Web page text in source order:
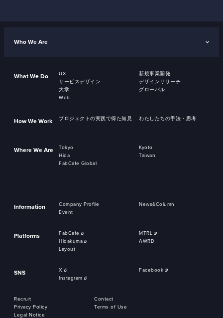
Who We Are
What We Do UX
新規事業開発
サービスデザイン
デザインリサーチ
大学
グローバル
Web
How We Work プロジェクトの実践で得た知見 わたしたちの手法・思考
Where We Are Tokyo
Kyoto
Hida
Taiwan
FabCafe Global
Information Company Profile
News&Column
Event
Platforms FabCafe
MTRL
Hidakuma
AWRD
Layout
SNS X
Facebook
Instagram
Recruit
Contact
Privacy Policy
Terms of Use
Legal Notice